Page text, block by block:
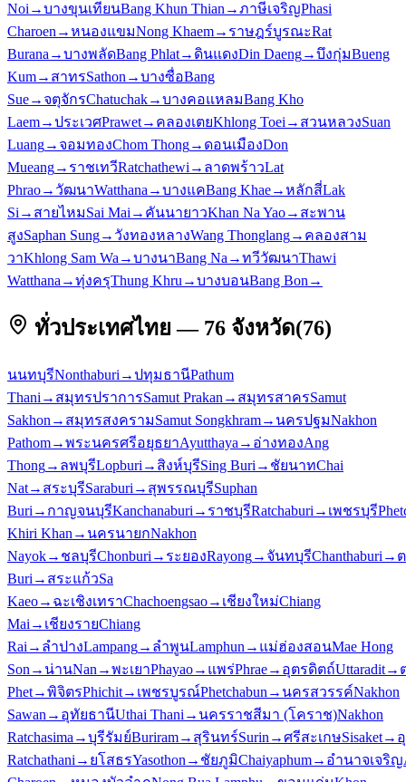
Noi →บางขุนเทียนBang Khun Thian →ภาษีเจริญPhasi
Charoen →หนองแขมNong Khaem→ ราษฎร์บูรณะRat
Burana →บางพลัดBang Phlat→ ดินแดงDin Daeng→บึงกุ่มBueng
Kum→ สาทรSathon →บางซื่อBang
Sue→ จตุจักรChatuchak→บางคอแหลมBang Kho
Laem→ประเวศPrawet→ คลองเตยKhlong Toei → สวนหลวงSuan
Luang→ จอมทองChom Thong→ ดอนเมืองDon
Mueang→ ราชเทวีRatchathewi → ลาดพร้าวLat
Phrao→ วัฒนาWatthana →บางแคBang Khae→หลักสี่Lak
Si → สายไหมSai Mai → คันนายาวKhan Na Yao→ สะพาน
สูงSaphan Sung→ วังทองหลางWang Thonglang→ คลองสาม
วาKhlong Sam Wa →บางนาBang Na →ทวีวัฒนาThawi
Watthana →ทุ่งครุThung Khru →บางบอนBang Bon →
ทั่วประเทศไทย — 76 จังหวัด(76)
นนทบุรีNonthaburi →ปทุมธานีPathum
Thani → สมุทรปราการSamut Prakan → สมุทรสาครSamut
Sakhon → สมุทรสงครามSamut Songkhram→ นครปฐมNakhon
Pathom→พระนครศรีอยุธยาAyutthaya → อ่างทองAng
Thong→ ลพบุรีLopburi → สิงห์บุรีSing Buri → ชัยนาทChai
Nat→ สระบุรีSaraburi → สุพรรณบุรีSuphan
Buri → กาญจนบุรีKanchanaburi → ราชบุรีRatchaburi → เพชรบุรี
Khiri Khan → นครนายกNakhon
Nayok→ ชลบุรีChonburi → ระยองRayong→ จันทบุรีChanthaburi →
Buri → สระแก้วSa
Kaeo→ ฉะเชิงเทราChachoengsao→ เชียงใหม่Chiang
Mai → เชียงรายChiang
Rai → ลำปางLampang→ ลำพูนLamphun → แม่ฮ่องสอนMae Hong
Son → น่านNan →พะเยาPhayao→ แพร่Phrae→ อุตรดิตถ์Uttaradit→
Phet→พิจิตรPhichit→ เพชรบูรณ์Phetchabun → นครสวรรค์Nakhon
Sawan → อุทัยธานีUthai Thani → นครราชสีมา (โคราช)Nakhon
Ratchasima →บุรีรัมย์Buriram→ สุรินทร์Surin →ศรีสะเกษSisaket→
Ratchathani → ยโสธรYasothon → ชัยภูมิChaiyaphum→ อำนาจเจริญ